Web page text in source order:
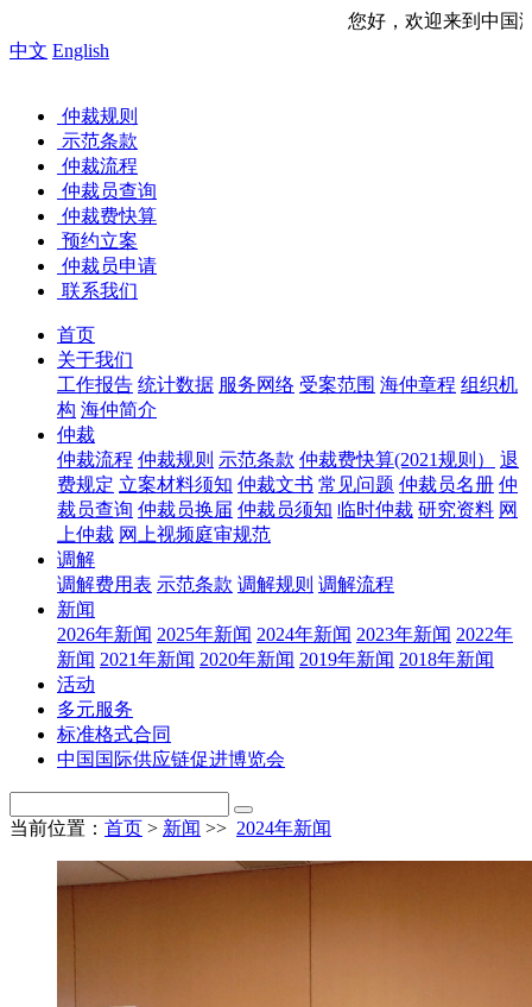
您好，欢迎来到中国海事仲裁委员会网站！
中文 English
仲裁规则
示范条款
仲裁流程
仲裁员查询
仲裁费快算
预约立案
仲裁员申请
联系我们
首页
关于我们
工作报告 统计数据 服务网络 受案范围 海仲章程 组织机
构 海仲简介
仲裁
仲裁流程 仲裁规则 示范条款 仲裁费快算(2021规则）
退
费规定 立案材料须知 仲裁文书 常见问题 仲裁员名册 仲
裁员查询 仲裁员换届 仲裁员须知 临时仲裁 研究资料 网
上仲裁 网上视频庭审规范
调解
调解费用表 示范条款 调解规则 调解流程
新闻
2026年新闻 2025年新闻 2024年新闻 2023年新闻 2022年
新闻 2021年新闻 2020年新闻 2019年新闻 2018年新闻
活动
多元服务
标准格式合同
中国国际供应链促进博览会
当前位置： 首页 > 新闻 >> 2024年新闻